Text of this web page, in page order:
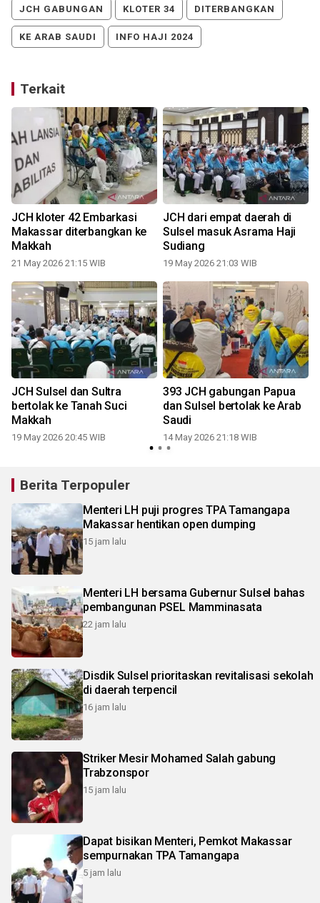
JCH GABUNGAN KLOTER 34 DITERBANGKAN
KE ARAB SAUDI INFO HAJI 2024
Terkait
JCH kloter 42 Embarkasi
Makassar diterbangkan ke
Makkah
21 May 2026 21:15 WIB
JCH dari empat daerah di
Sulsel masuk Asrama Haji
Sudiang
19 May 2026 21:03 WIB
JCH Sulsel dan Sultra
bertolak ke Tanah Suci
Makkah
19 May 2026 20:45 WIB
393 JCH gabungan Papua
dan Sulsel bertolak ke Arab
Saudi
14 May 2026 21:18 WIB
Berita Terpopuler
Menteri LH puji progres TPA Tamangapa
Makassar hentikan open dumping
15 jam lalu
Menteri LH bersama Gubernur Sulsel bahas
pembangunan PSEL Mamminasata
22 jam lalu
Disdik Sulsel prioritaskan revitalisasi sekolah
di daerah terpencil
16 jam lalu
Striker Mesir Mohamed Salah gabung
Trabzonspor
15 jam lalu
Dapat bisikan Menteri, Pemkot Makassar
sempurnakan TPA Tamangapa
5 jam lalu